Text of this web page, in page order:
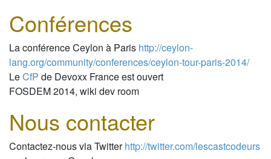
Conférences
La conférence Ceylon à Paris http://ceylon-
lang.org/community/conferences/ceylon-tour-paris-2014/
LeCfP de Devoxx France est ouvert
FOSDEM 2014, wiki dev room
Nous contacter
Contactez-nous via Twitterhttp://twitter.com/lescastcodeurs